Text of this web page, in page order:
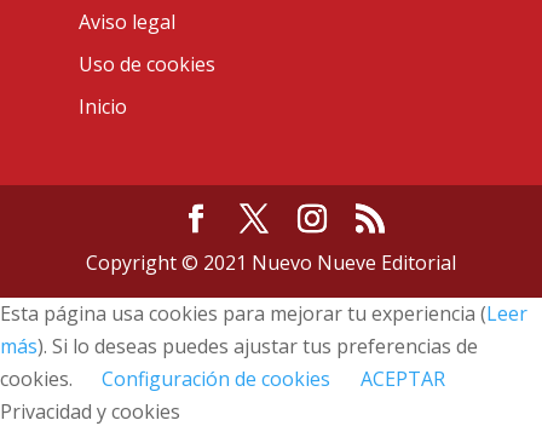
Aviso legal
Uso de cookies
Inicio
Copyright © 2021 Nuevo Nueve Editorial
Esta página usa cookies para mejorar tu experiencia (Leer
más). Si lo deseas puedes ajustar tus preferencias de
cookies.
Configuración de cookies
ACEPTAR
Privacidad y cookies